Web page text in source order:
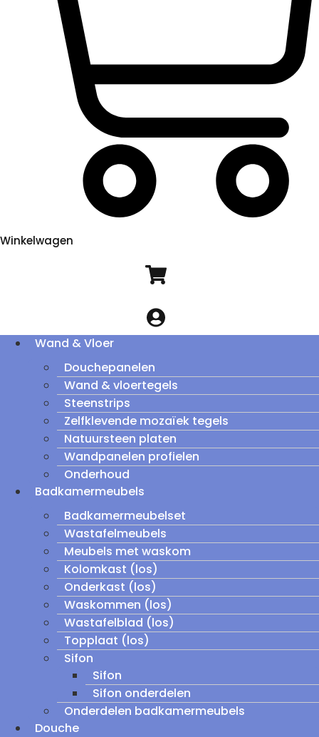
Winkelwagen
Wand & Vloer
Douchepanelen
Wand & vloertegels
Steenstrips
Zelfklevende mozaïek tegels
Natuursteen platen
Wandpanelen profielen
Onderhoud
Badkamermeubels
Badkamermeubelset
Wastafelmeubels
Meubels met waskom
Kolomkast (los)
Onderkast (los)
Waskommen (los)
Wastafelblad (los)
Topplaat (los)
Sifon
Sifon
Sifon onderdelen
Onderdelen badkamermeubels
Douche